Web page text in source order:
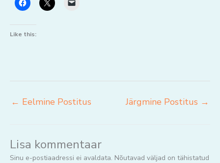
Like this:
← Eelmine Postitus Järgmine Postitus →
Lisa kommentaar
Sinu e-postiaadressi ei avaldata. Nõutavad väljad on tähistatud